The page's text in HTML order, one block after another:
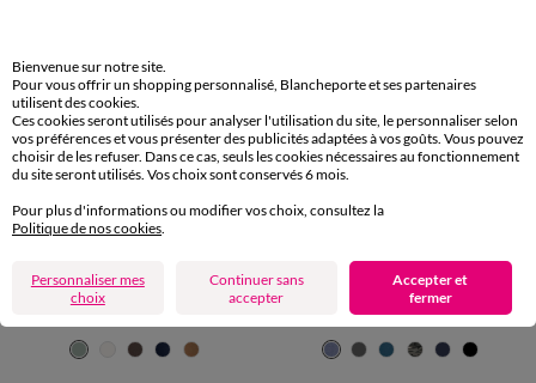
40 44 46 48 36/38 40/42 44/46
48/50
Bienvenue sur notre site.
Pour vous offrir un shopping personnalisé, Blancheporte et ses partenaires
utilisent des cookies.
Ces cookies seront utilisés pour analyser l'utilisation du site, le personnaliser selon
vos préférences et vous présenter des publicités adaptées à vos goûts. Vous pouvez
choisir de les refuser. Dans ce cas, seuls les cookies nécessaires au fonctionnement
du site seront utilisés. Vos choix sont conservés 6 mois.
Pour plus d'informations ou modifier vos choix, consultez la
Politique de nos cookies.
Personnaliser mes
choix
Continuer sans
accepter
Accepter et
fermer